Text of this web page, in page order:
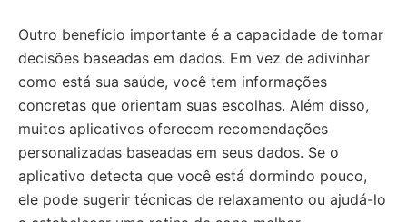
Outro benefício importante é a capacidade de tomar
decisões baseadas em dados. Em vez de adivinhar
como está sua saúde, você tem informações
concretas que orientam suas escolhas. Além disso,
muitos aplicativos oferecem recomendações
personalizadas baseadas em seus dados. Se o
aplicativo detecta que você está dormindo pouco,
ele pode sugerir técnicas de relaxamento ou ajudá-lo